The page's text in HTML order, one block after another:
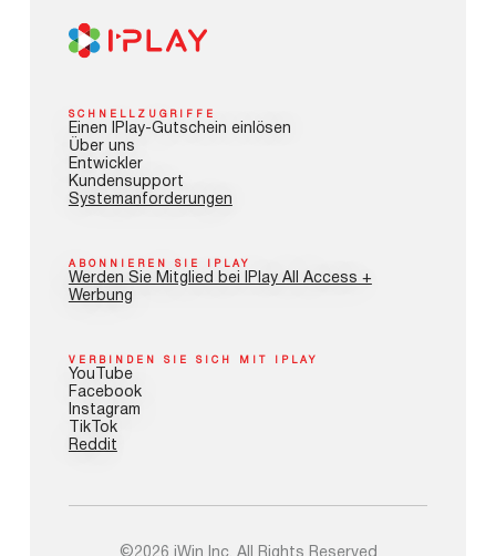
SCHNELLZUGRIFFE
Einen IPlay-Gutschein einlösen
Über uns
Entwickler
Kundensupport
Systemanforderungen
ABONNIEREN SIE IPLAY
Werden Sie Mitglied bei IPlay All Access +
Werbung
VERBINDEN SIE SICH MIT IPLAY
YouTube
Facebook
Instagram
TikTok
Reddit